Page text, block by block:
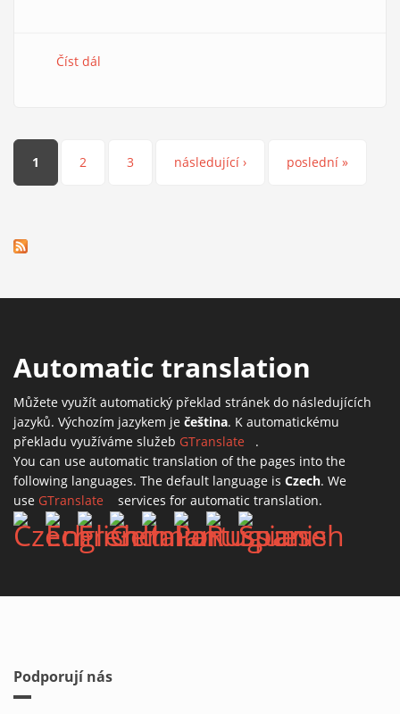
Číst dál
Stránky
1 2 3 následující › poslední »
Automatic translation
Můžete využít automatický překlad stránek do následujících
jazyků. Výchozím jazykem je čeština. K automatickému
překladu využíváme služeb GTranslate (link is external)
.
You can use automatic translation of the pages into the
following languages. The default language is Czech. We
use GTranslate (link is external)
services for automatic translation.
Podporují nás